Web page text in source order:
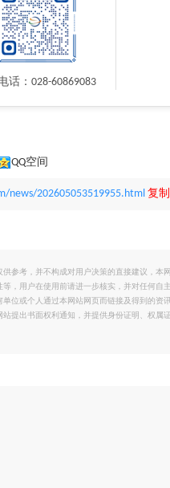
话：028-60869083
QQ空间
news/202605053519955.html 复
参考，并不构成对用户决策的直接建议，
，用户在使用前请进一步核实，并对任何
位或个人通过本网站网页而链接及得到的
提出书面权利通知，并提供身份证明、权